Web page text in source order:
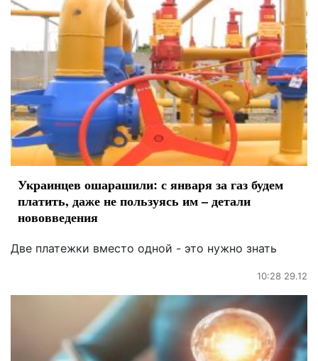
Украинцев ошарашили: с января за газ будем
платить, даже не пользуясь им – детали
нововведения
Две платежки вместо одной - это нужно знать
10:28 29.12